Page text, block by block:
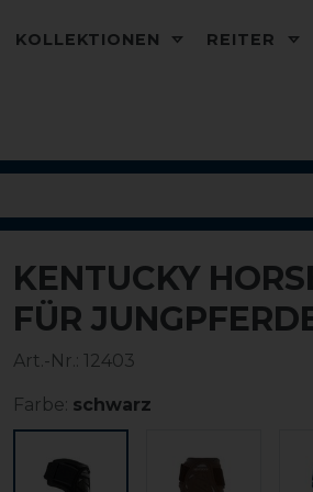
KOLLEKTIONEN REITER
KENTUCKY
FÜR
Art.-Nr.: 12403
Farbe: schwarz